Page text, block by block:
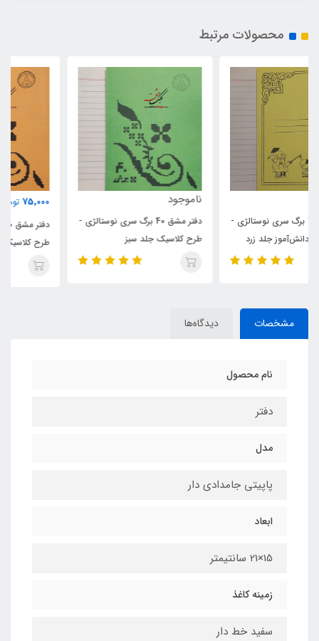
محصولات مرتبط
دفتر مشق 40 برگ سری نوستالژی -
طرح کلاسیک جلد سبز
دفتر مشق 40 برگ سری نوستالژی -
طرح کلاسیک جلد هلویی (نارنجی
روشن)
مشخصات دیدگاه‌ها
نام محصول
دفتر
مدل
پاپیتی جامدادی دار
ابعاد
15×21 سانتیمتر
زمینه کاغذ
سفید خط دار